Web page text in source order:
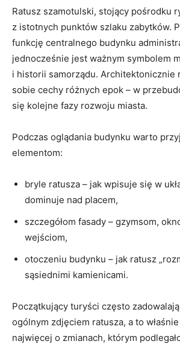
Ratusz szamotulski, stojący pośrodku
z istotnych punktów szlaku zabytków.
funkcję centralnego budynku
jednocześnie jest ważnym symbolem
i historii samorządu. Architektonicznie
sobie cechy różnych epok – w
się kolejne fazy rozwoju miasta.
Podczas oglądania budynku warto
elementom:
bryle ratusza – jak wpisuje się w
dominuje nad placem,
szczegółom fasady – gzymsom,
wejściom,
otoczeniu budynku – jak ratusz
sąsiednimi kamienicami.
Początkujący turyści często
ogólnym zdjęciem ratusza, a to
najwięcej o zmianach, którym